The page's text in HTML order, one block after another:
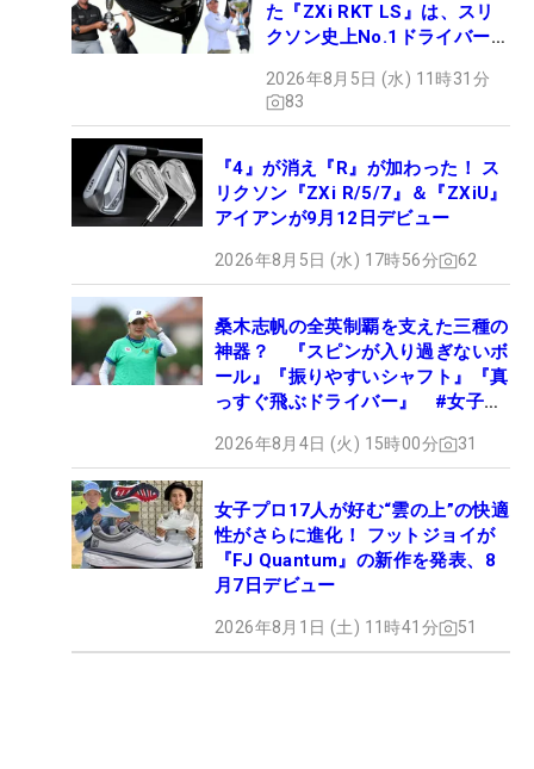
た『ZXi RKT LS』は、スリ
クソン史上No.1ドライバー!?
2026年8月5日 (水) 11時31分
83
『4』が消え『R』が加わった！ ス
リクソン『ZXi R/5/7』＆『ZXiU』
アイアンが9月12日デビュー
2026年8月5日 (水) 17時56分 62
桑木志帆の全英制覇を支えた三種の
神器？ 『スピンが入り過ぎないボ
ール』『振りやすいシャフト』『真
っすぐ飛ぶドライバー』 #女子プ
2026年8月4日 (火) 15時00分 31
女子プロ17人が好む“雲の上”の快適
性がさらに進化！ フットジョイが
『FJ Quantum』の新作を発表、8
月7日デビュー
2026年8月1日 (土) 11時41分 51